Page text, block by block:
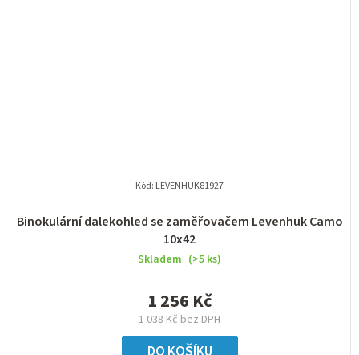
Binokulární dalekohled se zaměřovačem Levenhuk Camo
10x42
Skladem (>5 ks)
1 038 Kč bez DPH
1 256 Kč
Kód: LEVENHUK81927